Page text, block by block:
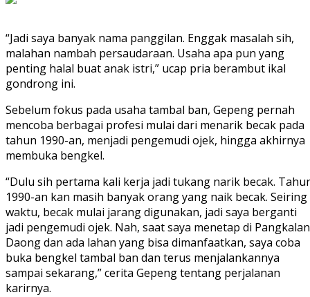
“Jadi saya banyak nama panggilan. Enggak masalah sih,
malahan nambah persaudaraan. Usaha apa pun yang
penting halal buat anak istri,” ucap pria berambut ikal
gondrong ini.
Sebelum fokus pada usaha tambal ban, Gepeng pernah
mencoba berbagai profesi mulai dari menarik becak pada
tahun 1990-an, menjadi pengemudi ojek, hingga akhirnya
membuka bengkel.
“Dulu sih pertama kali kerja jadi tukang narik becak.
1990-an kan masih banyak orang yang naik becak. Seiring
waktu, becak mulai jarang digunakan, jadi saya berganti
jadi pengemudi ojek. Nah, saat saya menetap di Pangkalan
Daong dan ada lahan yang bisa dimanfaatkan, saya coba
buka bengkel tambal ban dan terus menjalankannya
sampai sekarang,” cerita Gepeng tentang perjalanan
karirnya.